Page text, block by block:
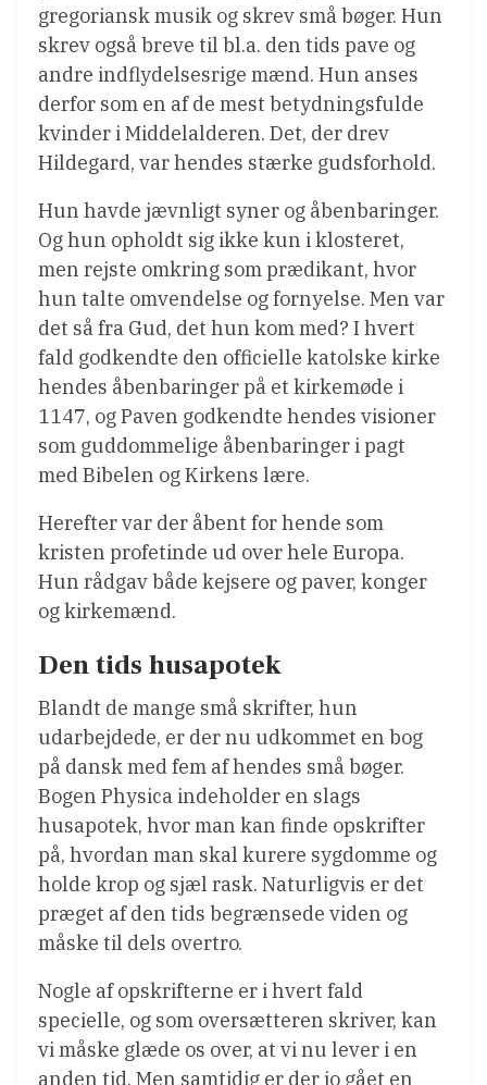
gregoriansk musik og skrev små bøger. Hun
skrev også breve til bl.a. den tids pave og
andre indflydelsesrige mænd. Hun anses
derfor som en af de mest betydningsfulde
kvinder i Middelalderen. Det, der drev
Hildegard, var hendes stærke gudsforhold.
Hun havde jævnligt syner og åbenbaringer.
Og hun opholdt sig ikke kun i klosteret,
men rejste omkring som prædikant, hvor
hun talte omvendelse og fornyelse. Men var
det så fra Gud, det hun kom med? I hvert
fald godkendte den officielle katolske kirke
hendes åbenbaringer på et kirkemøde i
1147, og Paven godkendte hendes visioner
som guddommelige åbenbaringer i pagt
med Bibelen og Kirkens lære.
Herefter var der åbent for hende som
kristen profetinde ud over hele Europa.
Hun rådgav både kejsere og paver, konger
og kirkemænd.
Den tids husapotek
Blandt de mange små skrifter, hun
udarbejdede, er der nu udkommet en bog
på dansk med fem af hendes små bøger.
Bogen Physica indeholder en slags
husapotek, hvor man kan finde opskrifter
på, hvordan man skal kurere sygdomme og
holde krop og sjæl rask. Naturligvis er det
præget af den tids begrænsede viden og
måske til dels overtro.
Nogle af opskrifterne er i hvert fald
specielle, og som oversætteren skriver, kan
vi måske glæde os over, at vi nu lever i en
anden tid. Men samtidig er der jo gået en